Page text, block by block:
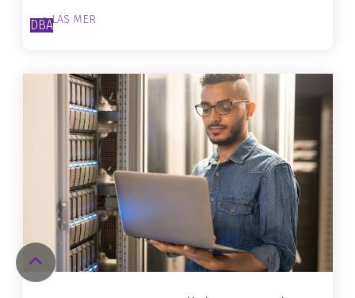
DBA> LÄS MER
Return
to